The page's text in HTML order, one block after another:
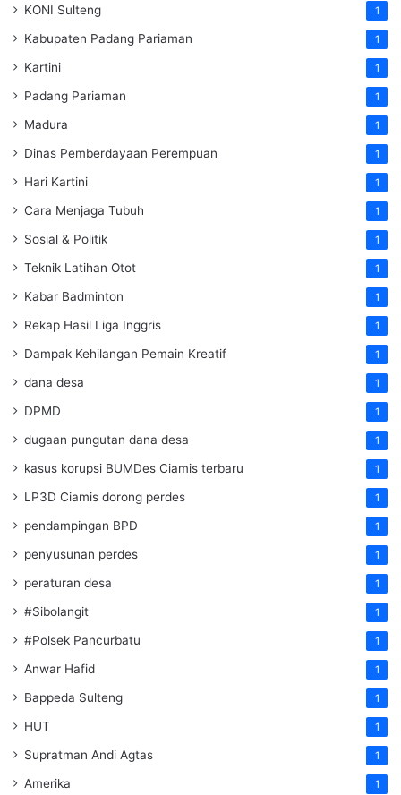
KONI Sulteng 1
Kabupaten Padang Pariaman 1
Kartini 1
Padang Pariaman 1
Madura 1
Dinas Pemberdayaan Perempuan 1
Hari Kartini 1
Cara Menjaga Tubuh 1
Sosial & Politik 1
Teknik Latihan Otot 1
Kabar Badminton 1
Rekap Hasil Liga Inggris 1
Dampak Kehilangan Pemain Kreatif 1
dana desa 1
DPMD 1
dugaan pungutan dana desa 1
kasus korupsi BUMDes Ciamis terbaru 1
LP3D Ciamis dorong perdes 1
pendampingan BPD 1
penyusunan perdes 1
peraturan desa 1
#Sibolangit 1
#Polsek Pancurbatu 1
Anwar Hafid 1
Bappeda Sulteng 1
HUT 1
Supratman Andi Agtas 1
Amerika 1